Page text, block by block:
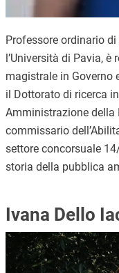
Professore ordinario
l’Università di Pavia,
magistrale in Governo
il Dottorato di ricerca
Amministrazione della
commissario
settore concorsuale
storia della pubblica
Ivana Dello
Immagine